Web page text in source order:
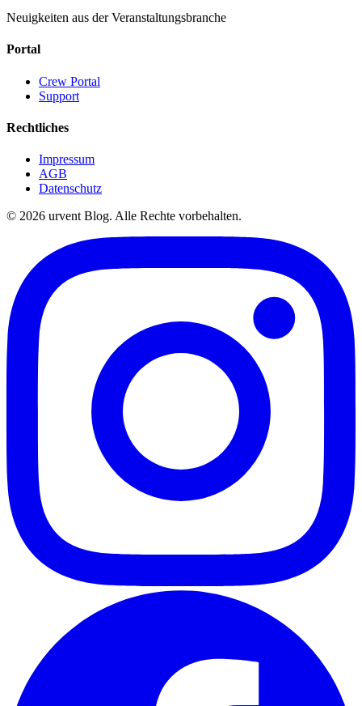
Neuigkeiten aus der Veranstaltungsbranche
Portal
Crew Portal
Support
Rechtliches
Impressum
AGB
Datenschutz
© 2026 urvent Blog. Alle Rechte vorbehalten.